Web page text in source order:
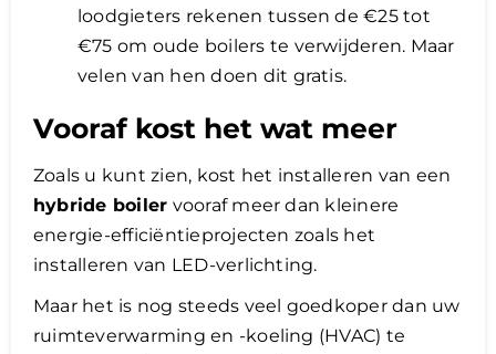
loodgieters rekenen tussen de €25 tot
€75 om oude boilers te verwijderen. Maar
velen van hen doen dit gratis.
Vooraf kost het wat meer
Zoals u kunt zien, kost het installeren van een
hybride boiler vooraf meer dan kleinere
energie-efficiëntieprojecten zoals het
installeren van LED-verlichting.
Maar het is nog steeds veel goedkoper dan uw
ruimteverwarming en -koeling (HVAC) te